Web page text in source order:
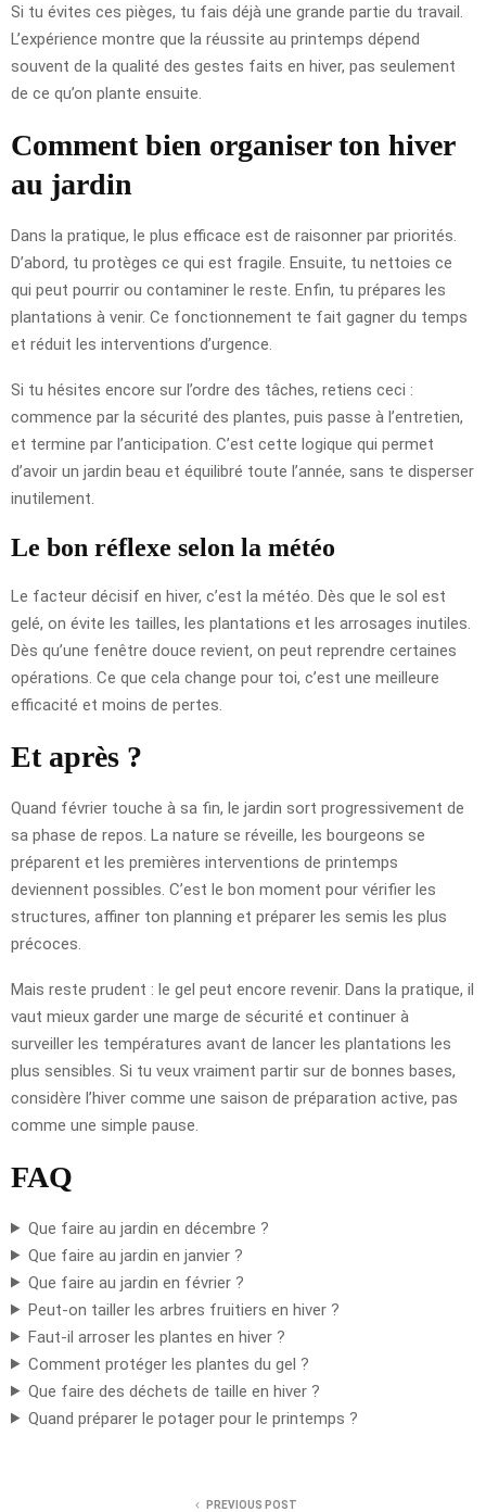
Si tu évites ces pièges, tu fais déjà une grande partie du travail.
L’expérience montre que la réussite au printemps dépend
souvent de la qualité des gestes faits en hiver, pas seulement
de ce qu’on plante ensuite.
Comment bien organiser ton hiver
au jardin
Dans la pratique, le plus efficace est de raisonner par priorités.
D’abord, tu protèges ce qui est fragile. Ensuite, tu nettoies ce
qui peut pourrir ou contaminer le reste. Enfin, tu prépares les
plantations à venir. Ce fonctionnement te fait gagner du temps
et réduit les interventions d’urgence.
Si tu hésites encore sur l’ordre des tâches, retiens ceci :
commence par la sécurité des plantes, puis passe à l’entretien,
et termine par l’anticipation. C’est cette logique qui permet
d’avoir un jardin beau et équilibré toute l’année, sans te disperser
inutilement.
Le bon réflexe selon la météo
Le facteur décisif en hiver, c’est la météo. Dès que le sol est
gelé, on évite les tailles, les plantations et les arrosages inutiles.
Dès qu’une fenêtre douce revient, on peut reprendre certaines
opérations. Ce que cela change pour toi, c’est une meilleure
efficacité et moins de pertes.
Et après ?
Quand février touche à sa fin, le jardin sort progressivement de
sa phase de repos. La nature se réveille, les bourgeons se
préparent et les premières interventions de printemps
deviennent possibles. C’est le bon moment pour vérifier les
structures, affiner ton planning et préparer les semis les plus
précoces.
Mais reste prudent : le gel peut encore revenir. Dans la pratique, il
vaut mieux garder une marge de sécurité et continuer à
surveiller les températures avant de lancer les plantations les
plus sensibles. Si tu veux vraiment partir sur de bonnes bases,
considère l’hiver comme une saison de préparation active, pas
comme une simple pause.
FAQ
Que faire au jardin en décembre ?
Que faire au jardin en janvier ?
Que faire au jardin en février ?
Peut-on tailler les arbres fruitiers en hiver ?
Faut-il arroser les plantes en hiver ?
Comment protéger les plantes du gel ?
Que faire des déchets de taille en hiver ?
Quand préparer le potager pour le printemps ?
PREVIOUS POST